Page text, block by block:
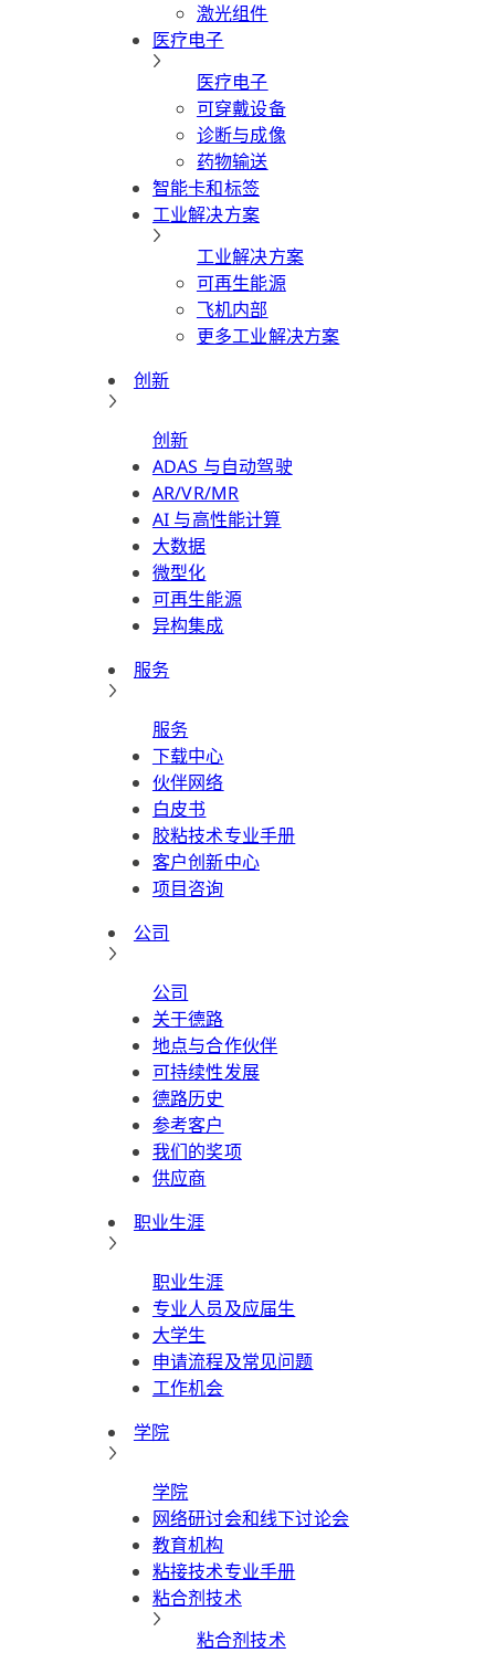
激光组件
医疗电子
医疗电子
可穿戴设备
诊断与成像
药物输送
智能卡和标签
工业解决方案
工业解决方案
可再生能源
飞机内部
更多工业解决方案
创新
创新
ADAS 与自动驾驶
AR/VR/MR
AI 与高性能计算
大数据
微型化
可再生能源
异构集成
服务
服务
下载中心
伙伴网络
白皮书
胶粘技术专业手册
客户创新中心
项目咨询
公司
公司
关于德路
地点与合作伙伴
可持续性发展
德路历史
参考客户
我们的奖项
供应商
职业生涯
职业生涯
专业人员及应届生
大学生
申请流程及常见问题
工作机会
学院
学院
网络研讨会和线下讨论会
教育机构
粘接技术专业手册
粘合剂技术
粘合剂技术